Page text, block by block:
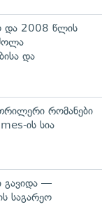
და 2008 წლის
და
რომანები
ის სია
გავიდა —
საგარეო